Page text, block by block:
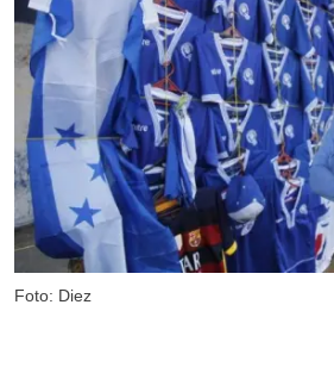
Foto: Diez